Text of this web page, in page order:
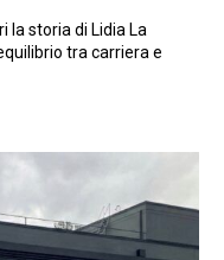
la storia di Lidia La
tra carriera e